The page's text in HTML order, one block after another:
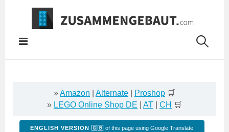
Springe
Inhalt
»Amazon Alternate Proshop 🛒
» LEGO Online Shop DE AT CH 🛒
ENGLISH VERSION 🇬🇧 of this page using Google Translate